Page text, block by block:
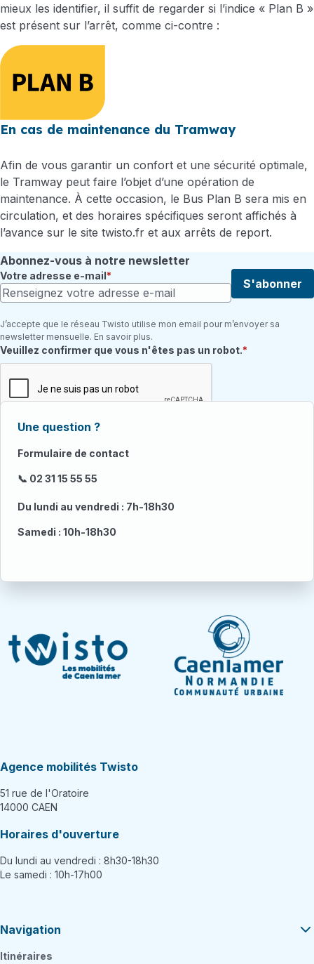
mieux les identifier, il suffit de regarder si l’indice « Plan B »
est présent sur l’arrêt, comme ci-contre :
En cas de maintenance du Tramway
Afin de vous garantir un confort et une sécurité optimale,
le Tramway peut faire l’objet d’une opération de
maintenance. À cette occasion, le Bus Plan B sera mis en
circulation, et des horaires spécifiques seront affichés à
l’avance sur le site twisto.fr et aux arrêts de report.
Abonnez-vous à notre newsletter
Votre adresse e-mail
S'abonner
J’accepte que le réseau Twisto utilise mon email pour m’envoyer sa
newsletter mensuelle. En savoir plus.
Champ requis
Veuillez confirmer que vous n'êtes pas un robot.
Une question ?
Formulaire de contact
📞 02 31 15 55 55
Du lundi au vendredi : 7h-18h30
Samedi : 10h-18h30
Agence mobilités Twisto
51 rue de l'Oratoire
14000 CAEN
Horaires d'ouverture
Du lundi au vendredi : 8h30-18h30
Le samedi : 10h-17h00
Navigation
Itinéraires